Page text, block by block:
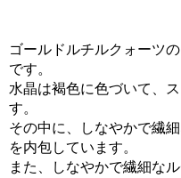
ゴールドルチルクォーツ
です。
水晶は褐色に色づいて、
す。
その中に、しなやかで繊
を内包しています。
また、しなやかで繊細な